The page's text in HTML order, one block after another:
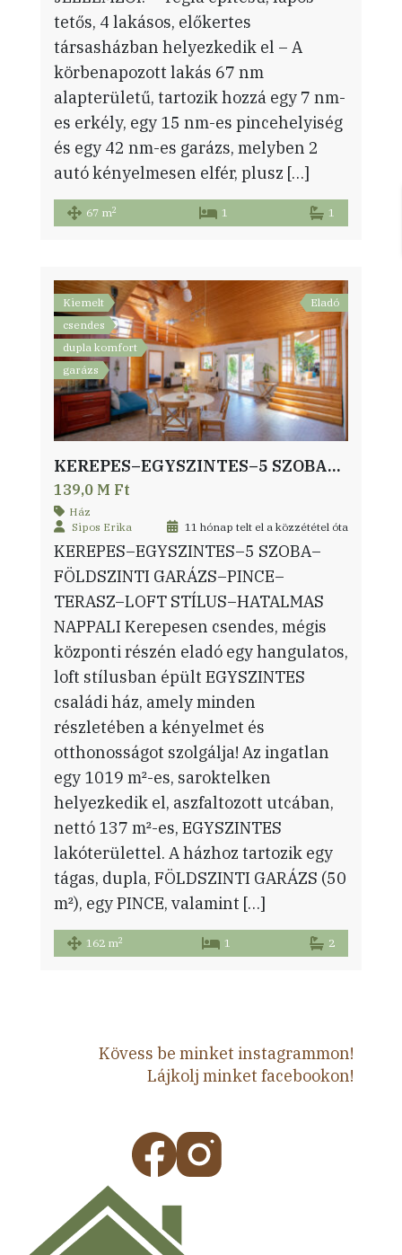
tetős, 4 lakásos, előkertes
társasházban helyezkedik el – A
körbenapozott lakás 67 nm
alapterületű, tartozik hozzá egy 7 nm-
es erkély, egy 15 nm-es pincehelyiség
és egy 42 nm-es garázs, melyben 2
autó kényelmesen elfér, plusz […]
67 m2 1 1
Kiemelt
csendes
dupla komfort
garázs
Eladó
KEREPES–EGYSZINTES–5 SZOBA–FÖLDSZINTI GARÁZS–PINCE–TERASZ–LOFT STÍLUS–HATALMAS NAPPALI
139,0 M Ft
Ház
Sipos Erika
11 hónap telt el a közzététel óta
KEREPES–EGYSZINTES–5 SZOBA–
FÖLDSZINTI GARÁZS–PINCE–
TERASZ–LOFT STÍLUS–HATALMAS
NAPPALI Kerepesen csendes, mégis
központi részén eladó egy hangulatos,
loft stílusban épült EGYSZINTES
családi ház, amely minden
részletében a kényelmet és
otthonosságot szolgálja! Az ingatlan
egy 1019 m²-es, saroktelken
helyezkedik el, aszfaltozott utcában,
nettó 137 m²-es, EGYSZINTES
lakóterülettel. A házhoz tartozik egy
tágas, dupla, FÖLDSZINTI GARÁZS (50
m²), egy PINCE, valamint […]
162 m2 1 2
Kövess be minket instagrammon!
Lájkolj minket facebookon!